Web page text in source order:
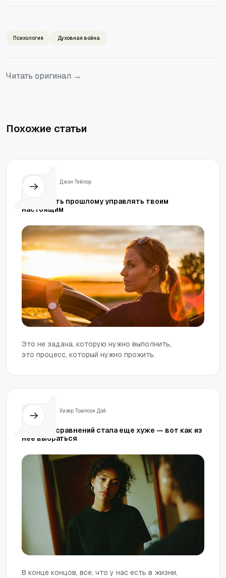
Психология Духовная война
Читать оригинал →
Похожие статьи
Джон Тейлор
Как не дать прошлому управлять твоим
настоящим
Это не задача, которую нужно выполнить,
это процесс, который нужно прожить.
Хизер Томпсон Дэй
Ловушка сравнений стала еще хуже — вот как из
нее выбраться
В конце концов, все, что у нас есть в жизни,